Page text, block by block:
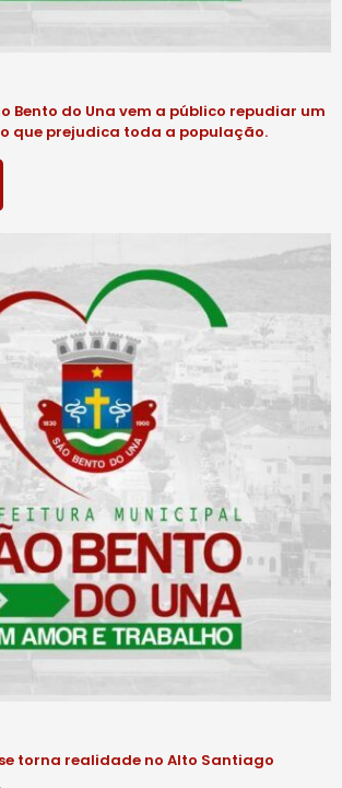
Bento do Una vem a público repudiar um
que prejudica toda a população.
torna realidade no Alto Santiago